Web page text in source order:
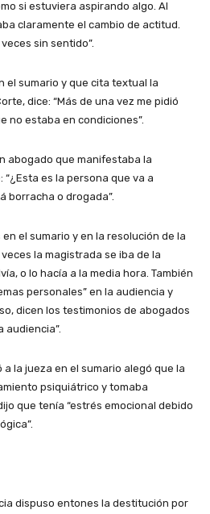
si estuviera aspirando algo. Al
claramente el cambio de actitud.
sin sentido”.
el sumario y que cita textual la
dice: “Más de una vez me pidió
no estaba en condiciones”.
abogado que manifestaba la
es la persona que va a
borracha o drogada”.
el sumario y en la resolución de la
la magistrada se iba de la
o lo hacía a la media hora. También
personales” en la audiencia y
dicen los testimonios de abogados
audiencia”.
la jueza en el sumario alegó que la
psiquiátrico y tomaba
que tenía “estrés emocional debido
dispuso entones la destitución por